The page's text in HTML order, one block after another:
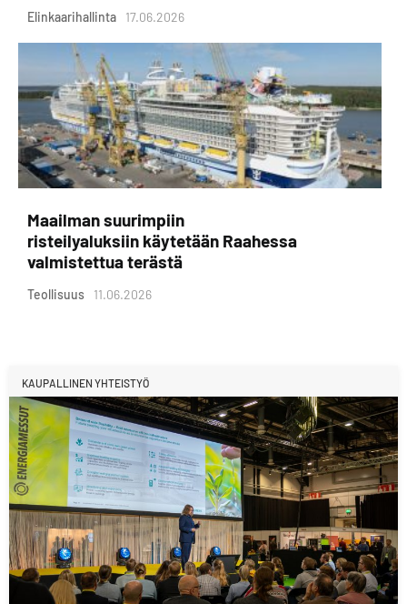
Elinkaarihallinta 17.06.2026
Maailman suurimpiin
risteilyaluksiin käytetään Raahessa
valmistettua terästä
Teollisuus 11.06.2026
KAUPALLINEN YHTEISTYÖ